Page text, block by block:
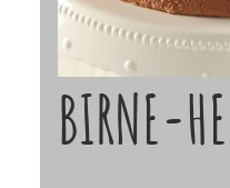
BIRNE-